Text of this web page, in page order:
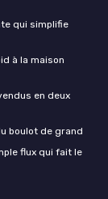
qui simplifie
à la maison
en deux
boulot de grand
flux qui fait le